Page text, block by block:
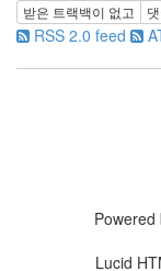
받은 트랙백이 없고
RSS 2.0 feed
Powered
Lucid